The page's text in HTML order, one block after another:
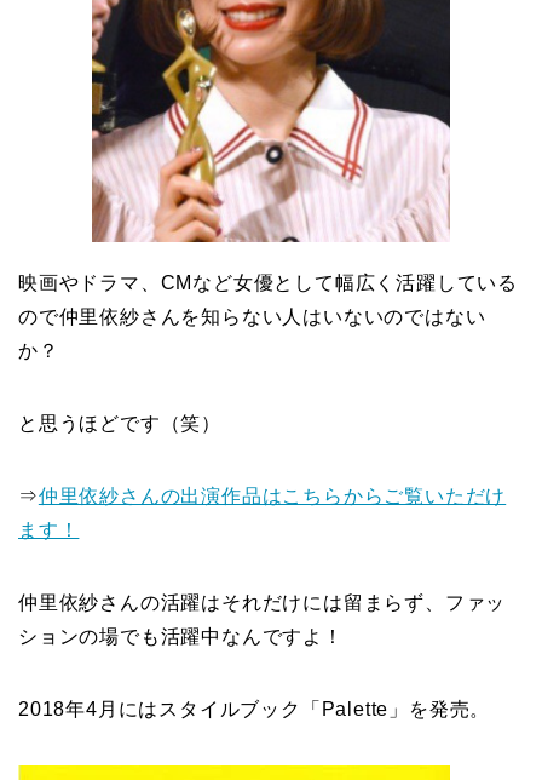
映画やドラマ、CMなど女優として幅広く活躍している
ので仲里依紗さんを知らない人はいないのではない
か？
と思うほどです（笑）
⇒仲里依紗さんの出演作品はこちらからご覧いただけ
ます！
仲里依紗さんの活躍はそれだけには留まらず、ファッ
ションの場でも活躍中なんですよ！
2018年4月にはスタイルブック「Palette」を発売。